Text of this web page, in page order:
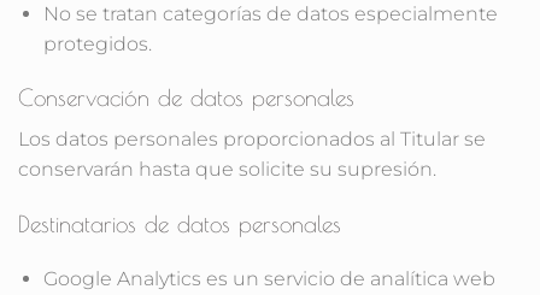
No se tratan categorías de datos especialmente
protegidos.
Conservación de datos personales
Los datos personales proporcionados al Titular se
conservarán hasta que solicite su supresión.
Destinatarios de datos personales
Google Analytics es un servicio de analítica web